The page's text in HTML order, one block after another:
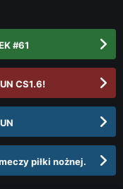
#61
CS1.6!
piłki nożnej.